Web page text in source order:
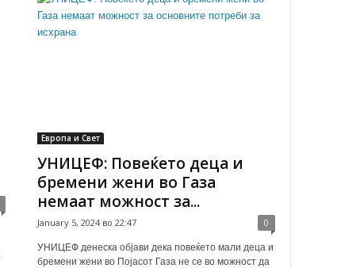
Европа и Свет
УНИЦЕФ: Повеќето деца и
бремени жени во Газа
немаат можност за...
January 5, 2024 во 22:47 0
УНИЦЕФ денеска објави дека повеќето мали деца и
бремени жени во Појасот Газа не се во можност да